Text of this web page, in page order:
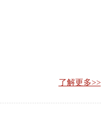
了解更多>>